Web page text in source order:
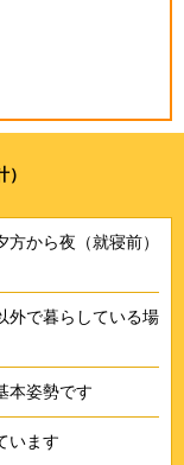
から夜（就寝前）
外で暮らしている場
本姿勢です
います